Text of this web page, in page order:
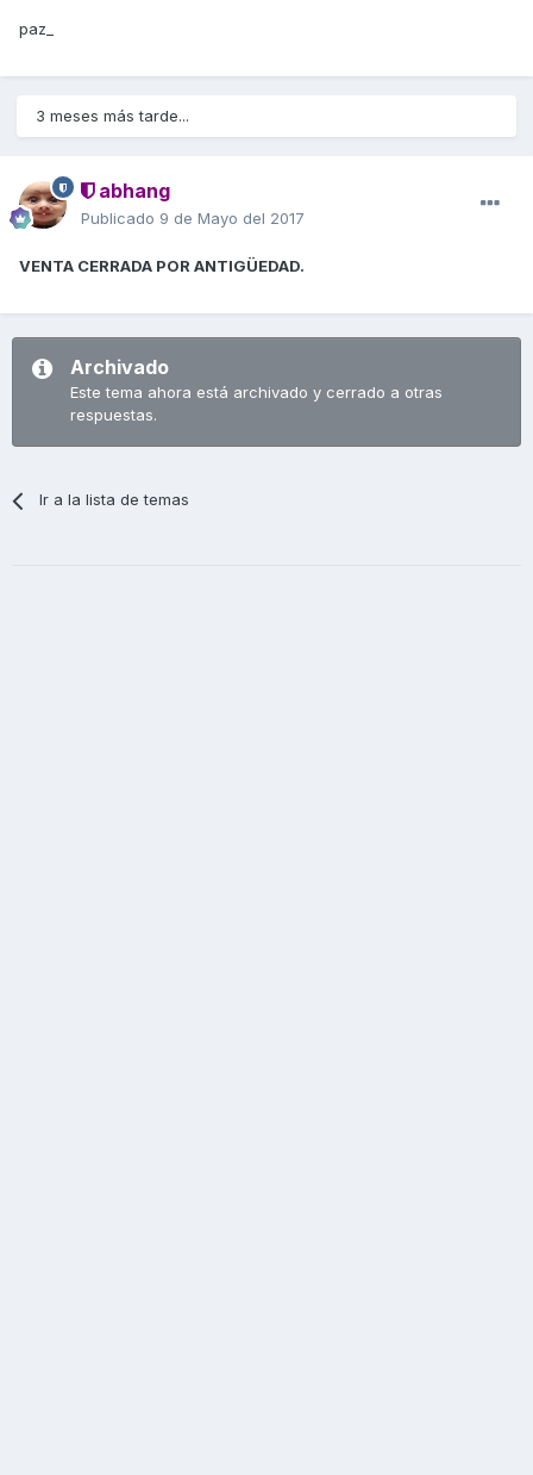
paz_
3 meses más tarde...
abhang
Publicado 9 de Mayo del 2017
VENTA CERRADA POR ANTIGÜEDAD.
Archivado
Este tema ahora está archivado y cerrado a otras
respuestas.
Ir a la lista de temas